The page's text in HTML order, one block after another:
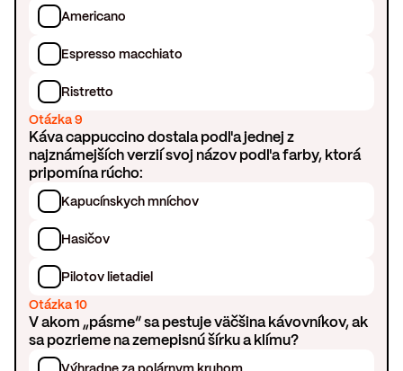
Americano
Espresso macchiato
Ristretto
Otázka 9
Káva cappuccino dostala podľa jednej z
najznámejších verzií svoj názov podľa farby, ktorá
pripomína rúcho:
Kapucínskych mníchov
Hasičov
Pilotov lietadiel
Otázka 10
V akom „pásme“ sa pestuje väčšina kávovníkov, ak
sa pozrieme na zemepisnú šírku a klímu?